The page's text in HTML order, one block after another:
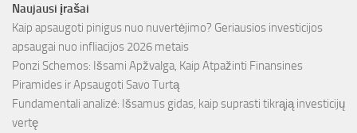
Naujausi įrašai
Kaip apsaugoti pinigus nuo nuvertėjimo? Geriausios investicijos
apsaugai nuo infliacijos 2026 metais
Ponzi Schemos: Išsami Apžvalga, Kaip Atpažinti Finansines
Piramides ir Apsaugoti Savo Turtą
Fundamentali analizė: Išsamus gidas, kaip suprasti tikrąją investicijų
vertę